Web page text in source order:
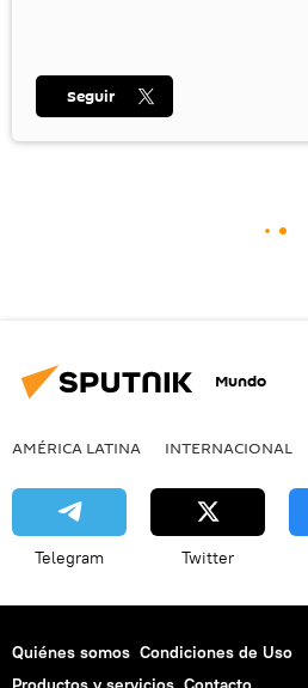
Seguir
Mundo
AMÉRICA LATINA INTERNACIONAL
Telegram Twitter
Quiénes somos Condiciones de Uso